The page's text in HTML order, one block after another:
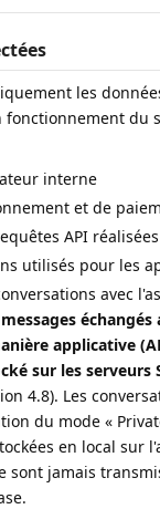
les
fonctionnement du
interne
et de
API
utilisés pour les
avec
applicative
sur les serveurs
4.8). Les
du mode «
en local sur
sont jamais